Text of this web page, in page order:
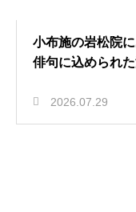
小布施の岩松院
俳句に込められ
2026.07.29